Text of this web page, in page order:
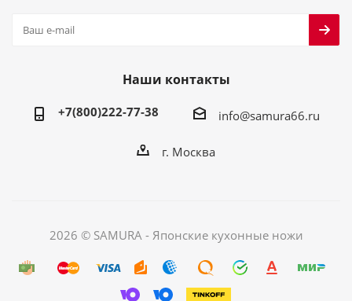
Наши контакты
+7(800)222-77-38 info@samura66.ru
г. Москва
2026 © SAMURA - Японские кухонные ножи